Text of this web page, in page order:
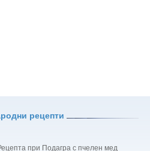
рецепти
при Подагра с пчелен мед